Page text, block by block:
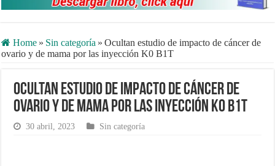
Home » Sin categoría » Ocultan estudio de impacto de cáncer de
ovario y de mama por las inyección K0 B1T
Ocultan estudio de impacto de cáncer de
ovario y de mama por las inyección K0 B1T
30 abril, 2023 Sin categoría